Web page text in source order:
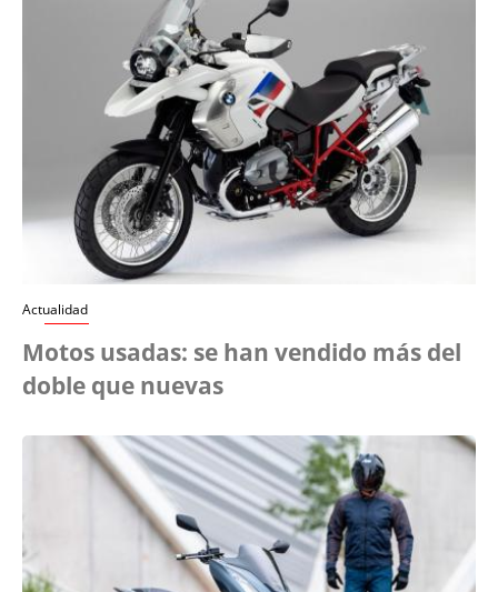
Actualidad
Motos usadas: se han vendido más del
doble que nuevas